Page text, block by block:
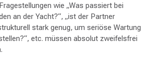
wie „Was passiert bei
an der Yacht?“, „ist der Partner
stark genug, um seriöse Wartung
etc. müssen absolut zweifelsfrei